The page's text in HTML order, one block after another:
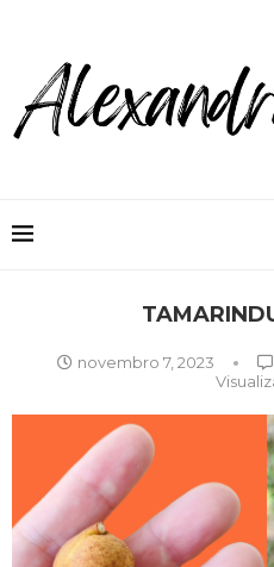
novembro 7, 2023